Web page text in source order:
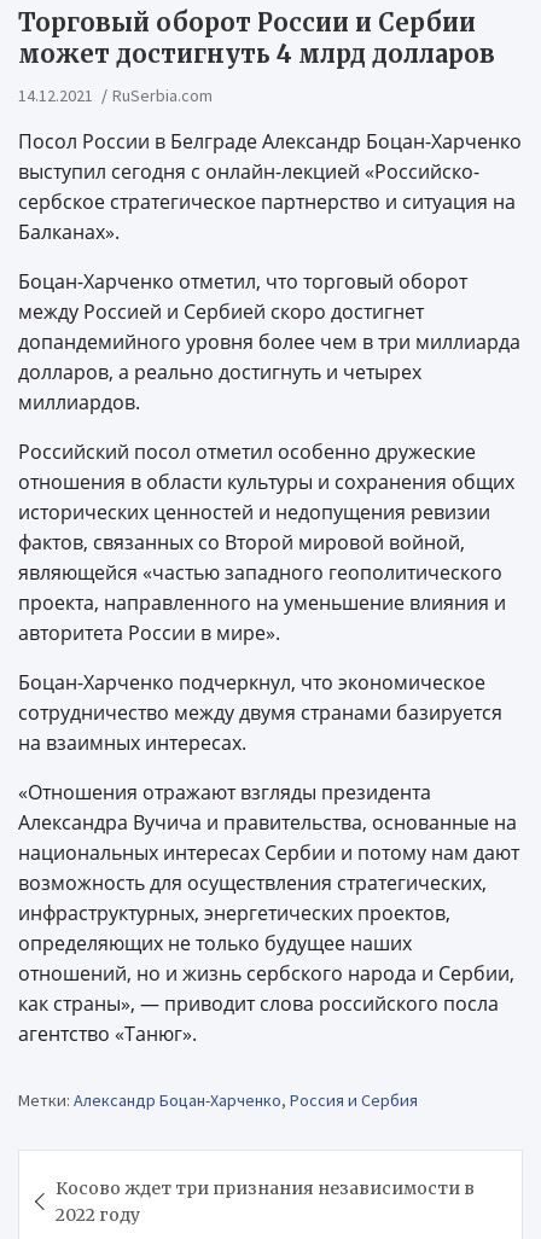
Торговый оборот России и Сербии
может достигнуть 4 млрд долларов
14.12.2021 RuSerbia.com
Посол России в Белграде Александр Боцан-Харченко
выступил сегодня с онлайн-лекцией «Российско-
сербское стратегическое партнерство и ситуация на
Балканах».
Боцан-Харченко отметил, что торговый оборот
между Россией и Сербией скоро достигнет
допандемийного уровня более чем в три миллиарда
долларов, а реально достигнуть и четырех
миллиардов.
Российский посол отметил особенно дружеские
отношения в области культуры и сохранения общих
исторических ценностей и недопущения ревизии
фактов, связанных со Второй мировой войной,
являющейся «частью западного геополитического
проекта, направленного на уменьшение влияния и
авторитета России в мире».
Боцан-Харченко подчеркнул, что экономическое
сотрудничество между двумя странами базируется
на взаимных интересах.
«Отношения отражают взгляды президента
Александра Вучича и правительства, основанные на
национальных интересах Сербии и потому нам дают
возможность для осуществления стратегических,
инфраструктурных, энергетических проектов,
определяющих не только будущее наших
отношений, но и жизнь сербского народа и Сербии,
как страны», — приводит слова российского посла
агентство «Танюг».
Метки: Александр Боцан-Харченко, Россия и Сербия
по Косово ждет три признания независимости в
2022 году